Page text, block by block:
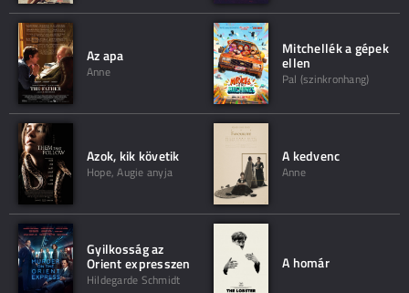
Az apa
Anne
Mitchellék a gépek
ellen
Pal (szinkronhang)
Azok, kik követik
Hope, Augie anyja
A kedvenc
Anne
Gyilkosság az
Orient expresszen
Hildegarde Schmidt
A homár